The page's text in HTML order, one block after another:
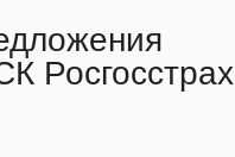
Росгосстрах